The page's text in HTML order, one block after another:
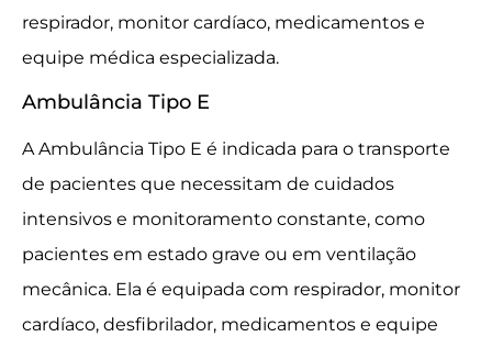
respirador, monitor cardíaco, medicamentos e
equipe médica especializada.
Ambulância Tipo E
A Ambulância Tipo E é indicada para o transporte
de pacientes que necessitam de cuidados
intensivos e monitoramento constante, como
pacientes em estado grave ou em ventilação
mecânica. Ela é equipada com respirador, monitor
cardíaco, desfibrilador, medicamentos e equipe